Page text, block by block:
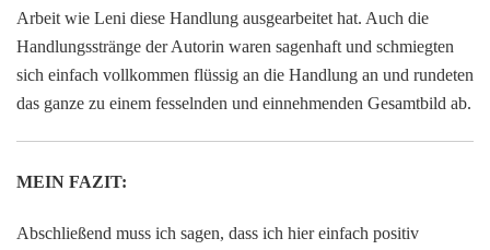
Arbeit wie Leni diese Handlung ausgearbeitet hat. Auch die
Handlungsstränge der Autorin waren sagenhaft und schmiegten
sich einfach vollkommen flüssig an die Handlung an und rundeten
das ganze zu einem fesselnden und einnehmenden Gesamtbild ab.
MEIN FAZIT:
Abschließend muss ich sagen, dass ich hier einfach positiv